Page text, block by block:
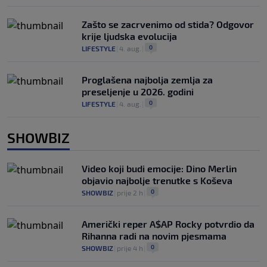
Zašto se zacrvenimo od stida? Odgovor
krije ljudska evolucija
LIFESTYLE 4. aug. 0
Proglašena najbolja zemlja za
preseljenje u 2026. godini
LIFESTYLE 4. aug. 0
SHOWBIZ
Video koji budi emocije: Dino Merlin
objavio najbolje trenutke s Koševa
SHOWBIZ prije 2 h 0
Američki reper A$AP Rocky potvrdio da
Rihanna radi na novim pjesmama
SHOWBIZ prije 4 h 0